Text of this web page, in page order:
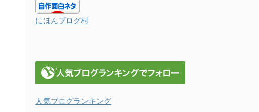
にほんブログ村
人気ブログランキング